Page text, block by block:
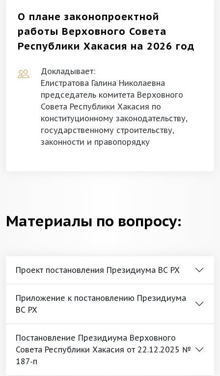
О плане законопроектной
работы Верховного Совета
Республики Хакасия на 2026 год
Докладывает:
Елистратова Галина Николаевна
председатель комитета Верховного
Совета Республики Хакасия по
конституционному законодательству,
государственному строительству,
законности и правопорядку
Материалы по вопросу:
Проект постановления Президиума ВС РХ
Приложение к постановлению Президиума
ВС РХ
Постановление Президиума Верховного
Совета Республики Хакасия от 22.12.2025 №
187-п